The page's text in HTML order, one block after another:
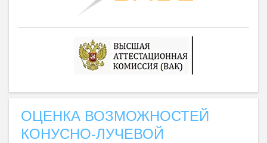
ОЦЕНКА ВОЗМОЖНОСТЕЙ
КОНУСНО-ЛУЧЕВОЙ